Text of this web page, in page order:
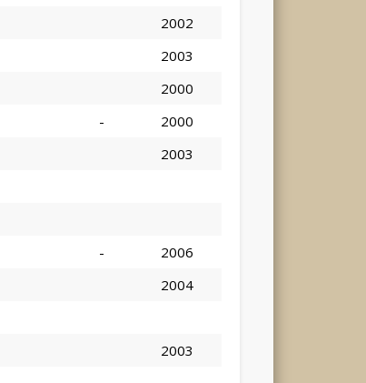
2002
2003
2000
-
2000
2003
-
2006
2004
2003